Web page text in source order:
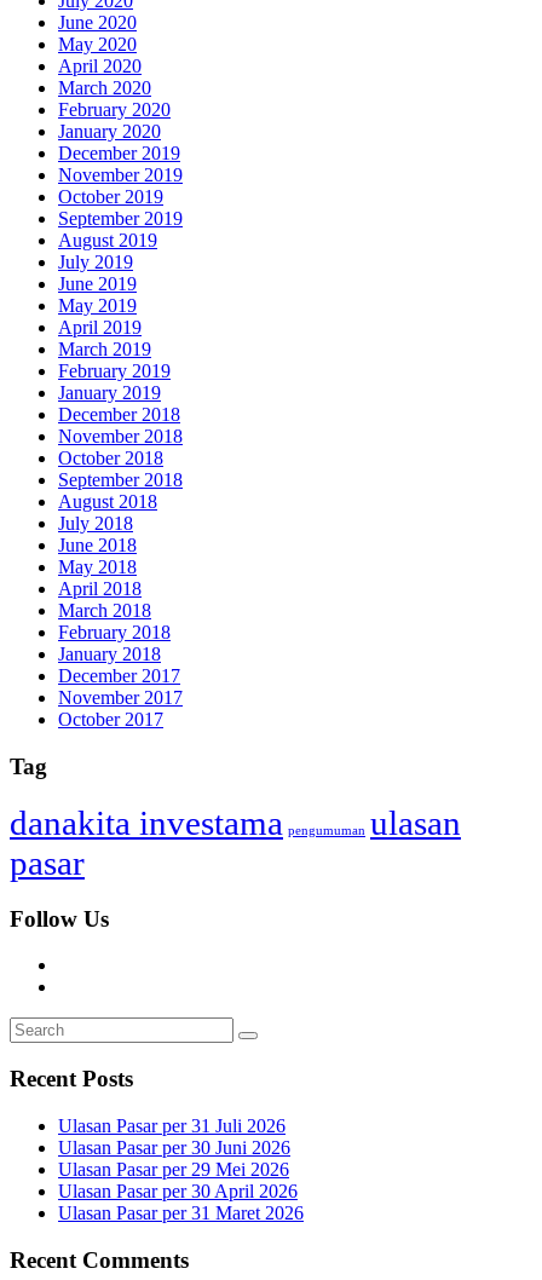
June 2020
May 2020
April 2020
March 2020
February 2020
January 2020
December 2019
November 2019
October 2019
September 2019
August 2019
July 2019
June 2019
May 2019
April 2019
March 2019
February 2019
January 2019
December 2018
November 2018
October 2018
September 2018
August 2018
July 2018
June 2018
May 2018
April 2018
March 2018
February 2018
January 2018
December 2017
November 2017
October 2017
Tag
danakita investama pengumuman ulasan
pasar
Follow Us
Recent Posts
Ulasan Pasar per 31 Juli 2026
Ulasan Pasar per 30 Juni 2026
Ulasan Pasar per 29 Mei 2026
Ulasan Pasar per 30 April 2026
Ulasan Pasar per 31 Maret 2026
Recent Comments